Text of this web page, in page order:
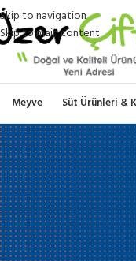
Skip to navigation
Skip to main content
Meyve Süt Ürünleri &
KATEGORILER